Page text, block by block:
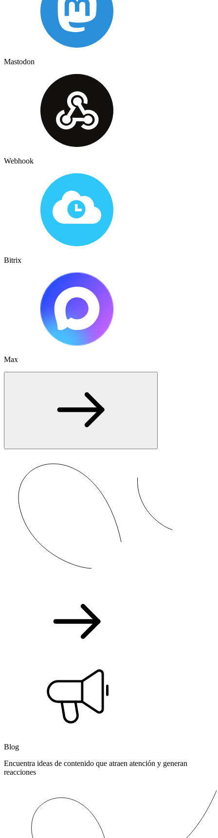
Mastodon
Webhook
Bitrix
Max
Blog
Encuentra ideas de contenido que atraen atención y generan
reacciones